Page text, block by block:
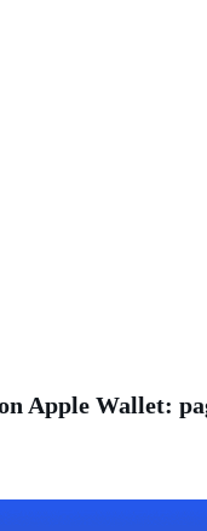
Apple Wallet: